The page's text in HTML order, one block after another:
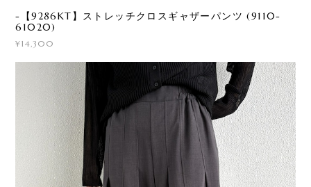
-【9286KT】ストレッチクロスギャザーパンツ (9110-
61020)
¥14,300